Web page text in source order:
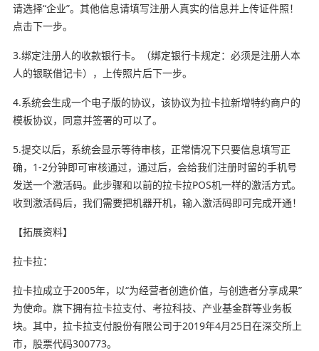
请选择“企业”。其他信息请填写注册人真实的信息并上传证件照！
点击下一步。
3.绑定注册人的收款银行卡。（绑定银行卡规定：必须是注册人本
人的银联借记卡），上传照片后下一步。
4.系统会生成一个电子版的协议，该协议为拉卡拉新增特约商户的
模板协议，同意并签署的可以了。
5.提交以后，系统会显示等待审核，正常情况下只要信息填写正
确，1-2分钟即可审核通过，通过后，会给我们注册时留的手机号
发送一个激活码。此步骤和以前的拉卡拉POS机一样的激活方式。
收到激活码后，我们需要把机器开机，输入激活码即可完成开通！
【拓展资料】
拉卡拉：
拉卡拉成立于2005年，以“为经营者创造价值，与创造者分享成果”
为使命。旗下拥有拉卡拉支付、考拉科技、产业基金群等业务板
块。其中，拉卡拉支付股份有限公司于2019年4月25日在深交所上
市，股票代码300773。